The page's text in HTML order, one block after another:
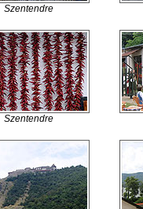
Szentendre
Szentendre